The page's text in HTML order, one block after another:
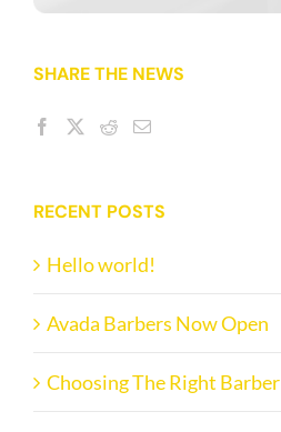
SHARE THE NEWS
RECENT POSTS
Hello world!
Avada Barbers Now Open
Choosing The Right Barber